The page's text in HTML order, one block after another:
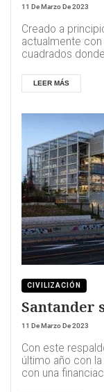
11 De Marzo De 2023
Creado a
actualmente
cuadrados
LEER MÁS
CIVILIZACIÓN
Santander
11 De Marzo De 2023
Con este
último año con
con una